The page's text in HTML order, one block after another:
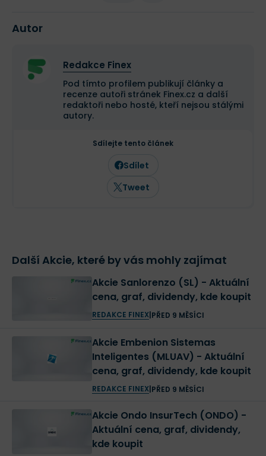
Autor
Redakce Finex
Pod tímto profilem publikují články a
recenze autoři stránek Finex.cz a další
redaktoři nebo hosté, kteří nejsou stálými
autory.
Sdílejte tento článek
Sdílet
Tweet
Další Akcie, které by vás mohly zajímat
Akcie Sanlorenzo (SL) - Aktuální
cena, graf, dividendy, kde koupit
REDAKCE FINEX| PŘED 9 MĚSÍCI
Akcie Embenion Sistemas
Inteligentes (MLUAV) - Aktuální
cena, graf, dividendy, kde koupit
REDAKCE FINEX| PŘED 9 MĚSÍCI
Akcie Ondo InsurTech (ONDO) -
Aktuální cena, graf, dividendy,
kde koupit